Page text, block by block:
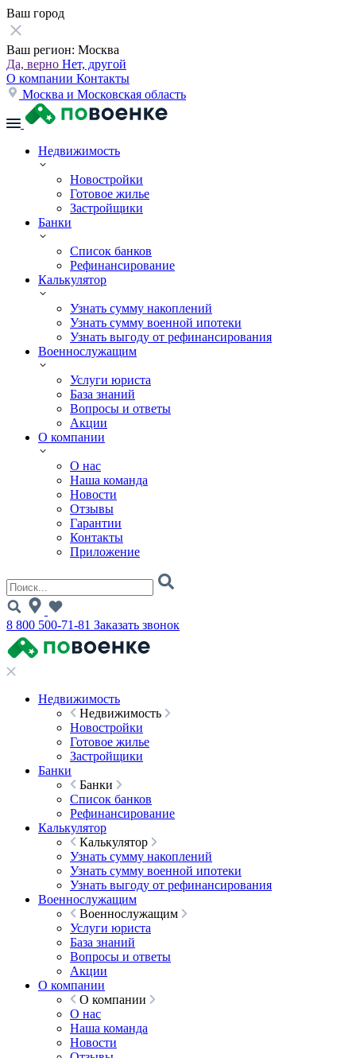
Ваш город
Ваш регион: Москва
Да, верно Нет, другой
О компании Контакты
Москва и Московская область
Недвижимость
Новостройки
Готовое жилье
Застройщики
Банки
Список банков
Рефинансирование
Калькулятор
Узнать сумму накоплений
Узнать сумму военной ипотеки
Узнать выгоду от рефинансирования
Военнослужащим
Услуги юриста
База знаний
Вопросы и ответы
Акции
О компании
О нас
Наша команда
Новости
Отзывы
Гарантии
Контакты
Приложение
8 800 500-71-81 Заказать звонок
Недвижимость
Недвижимость
Новостройки
Готовое жилье
Застройщики
Банки
Банки
Список банков
Рефинансирование
Калькулятор
Калькулятор
Узнать сумму накоплений
Узнать сумму военной ипотеки
Узнать выгоду от рефинансирования
Военнослужащим
Военнослужащим
Услуги юриста
База знаний
Вопросы и ответы
Акции
О компании
О компании
О нас
Наша команда
Новости